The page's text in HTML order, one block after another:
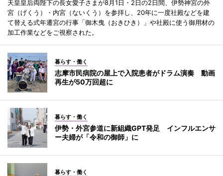
天皇皇后両陛下の長女愛子さまが8月1日・2日の2日間、伊勢神宮の外
宮（げくう）・内宮（ないくう）を参拝し、20年に一度社殿などを建
て替える式年遷宮の行事「御木曳（おきひき）」や社殿に使う御用材の
加工作業などをご視察された。
暮らす・働く
志摩市民病院の屋上で入院患者がドラム演奏 動画
再生が50万回超に
暮らす・働く
伊勢・外宮参道に新組織GPT発足 インフルエンサ
ー夫婦が「令和の御師」に
暮らす・働く